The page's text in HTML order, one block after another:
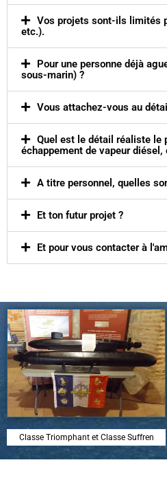
Vos projets sont-ils limités
etc.).
Pour une personne déjà
sous-marin) ?
Vous attachez-vous au
Quel est le détail réaliste le
échappement de vapeur diésel,
A titre personnel, quelles
Et ton futur projet ?
Et pour vous contacter à
Classe Triomphant et Classe Suffren